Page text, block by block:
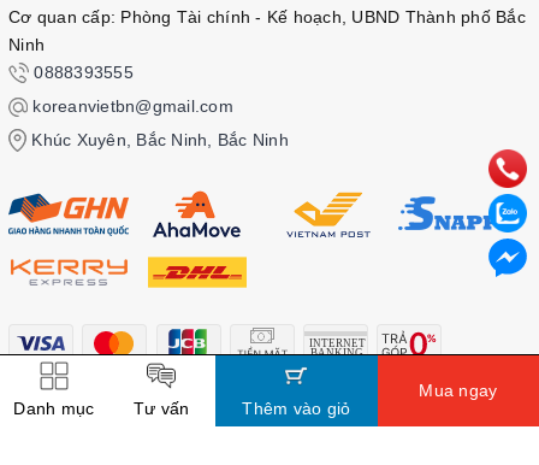
Danh mục Tư vấn Thêm vào giỏ
Mua ngay
Cơ quan cấp: Phòng Tài chính - Kế hoạch, UBND Thành phố Bắc
Ninh
0888393555
koreanvietbn@gmail.com
Khúc Xuyên, Bắc Ninh, Bắc Ninh